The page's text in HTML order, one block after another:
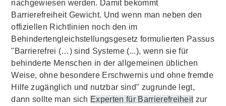
nachgewiesen werden. Damit bekommt
Barrierefreiheit Gewicht. Und wenn man neben den
offiziellen Richtlinien noch den im
Behindertengleichstellungsgesetz formulierten Passus
"Barrierefrei (…) sind Systeme (...), wenn sie für
behinderte Menschen in der allgemeinen üblichen
Weise, ohne besondere Erschwernis und ohne fremde
Hilfe zugänglich und nutzbar sind" zugrunde legt,
dann sollte man sich Experten für Barrierefreiheitzur